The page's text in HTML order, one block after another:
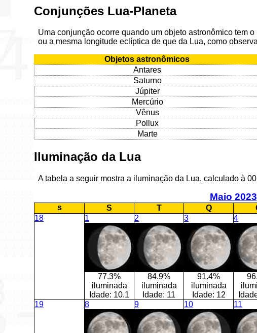
Conjunções Lua-Planeta
Uma conjunção ocorre quando um objeto astronômico tem
ou a mesma longitude eclíptica de que da Lua, como
Objetos astronômicos
Antares
Saturno
Júpiter
Mercúrio
Vênus
Pollux
Marte
Iluminação da Lua
A tabela a seguir mostra a iluminação da Lua, calculado à
Maio 2023
s S T Q
18
1
77.3%
iluminada
Idade: 10.1
2
84.9%
iluminada
Idade: 11
3
91.4%
iluminada
Idade: 12
4
19
8 9 10 11